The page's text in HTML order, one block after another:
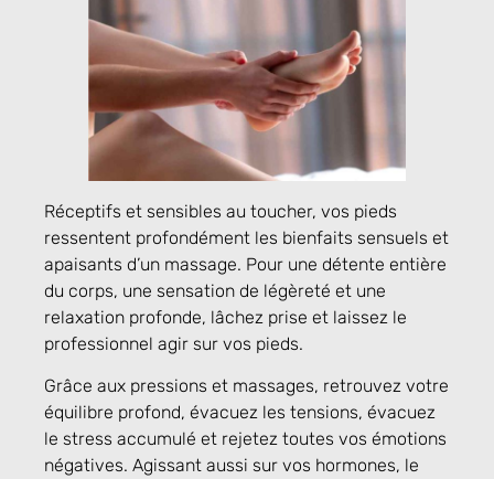
Réceptifs et sensibles au toucher, vos pieds
ressentent profondément les bienfaits sensuels et
apaisants d’un massage. Pour une détente entière
du corps, une sensation de légèreté et une
relaxation profonde, lâchez prise et laissez le
professionnel agir sur vos pieds.
Grâce aux pressions et massages, retrouvez votre
équilibre profond, évacuez les tensions, évacuez
le stress accumulé et rejetez toutes vos émotions
négatives. Agissant aussi sur vos hormones, le